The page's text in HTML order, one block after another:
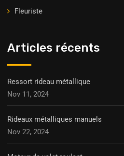
Fleuriste
Articles récents
Ressort rideau métallique
Nov 11, 2024
Rideaux métalliques manuels
Nov 22, 2024